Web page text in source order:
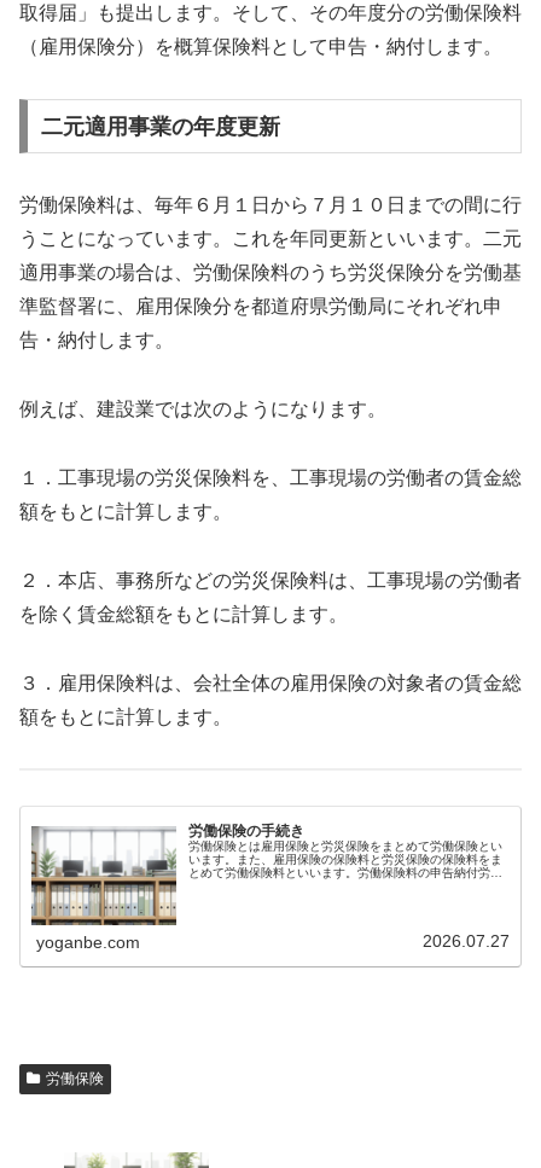
取得届」も提出します。そして、その年度分の労働保険料
（雇用保険分）を概算保険料として申告・納付します。
二元適用事業の年度更新
労働保険料は、毎年６月１日から７月１０日までの間に行
うことになっています。これを年同更新といいます。二元
適用事業の場合は、労働保険料のうち労災保険分を労働基
準監督署に、雇用保険分を都道府県労働局にそれぞれ申
告・納付します。
例えば、建設業では次のようになります。
１．工事現場の労災保険料を、工事現場の労働者の賃金総
額をもとに計算します。
２．本店、事務所などの労災保険料は、工事現場の労働者
を除く賃金総額をもとに計算します。
３．雇用保険料は、会社全体の雇用保険の対象者の賃金総
額をもとに計算します。
労働保険の手続き
労働保険とは雇用保険と労災保険をまとめて労働保険とい
います。また、雇用保険の保険料と労災保険の保険料をま
とめて労働保険料といいます。労働保険料の申告納付労働
yoganbe.com 2026.07.27
労働保険